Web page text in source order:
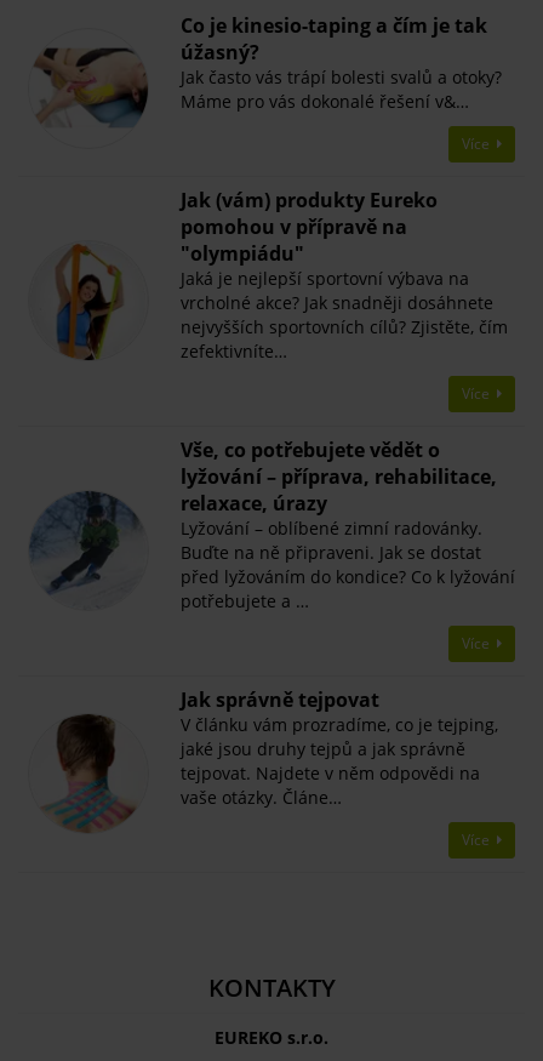
Co je kinesio-taping a čím je tak
úžasný?
Jak často vás trápí bolesti svalů a otoky?
Máme pro vás dokonalé řešení v&…
Více
Jak (vám) produkty Eureko
pomohou v přípravě na
"olympiádu"
Jaká je nejlepší sportovní výbava na
vrcholné akce? Jak snadněji dosáhnete
nejvyšších sportovních cílů? Zjistěte, čím
zefektivníte…
Více
Vše, co potřebujete vědět o
lyžování – příprava, rehabilitace,
relaxace, úrazy
Lyžování – oblíbené zimní radovánky.
Buďte na ně připraveni. Jak se dostat
před lyžováním do kondice? Co k lyžování
potřebujete a …
Více
Jak správně tejpovat
V článku vám prozradíme, co je tejping,
jaké jsou druhy tejpů a jak správně
tejpovat. Najdete v něm odpovědi na
vaše otázky. Článe…
Více
KONTAKTY
EUREKO s.r.o.